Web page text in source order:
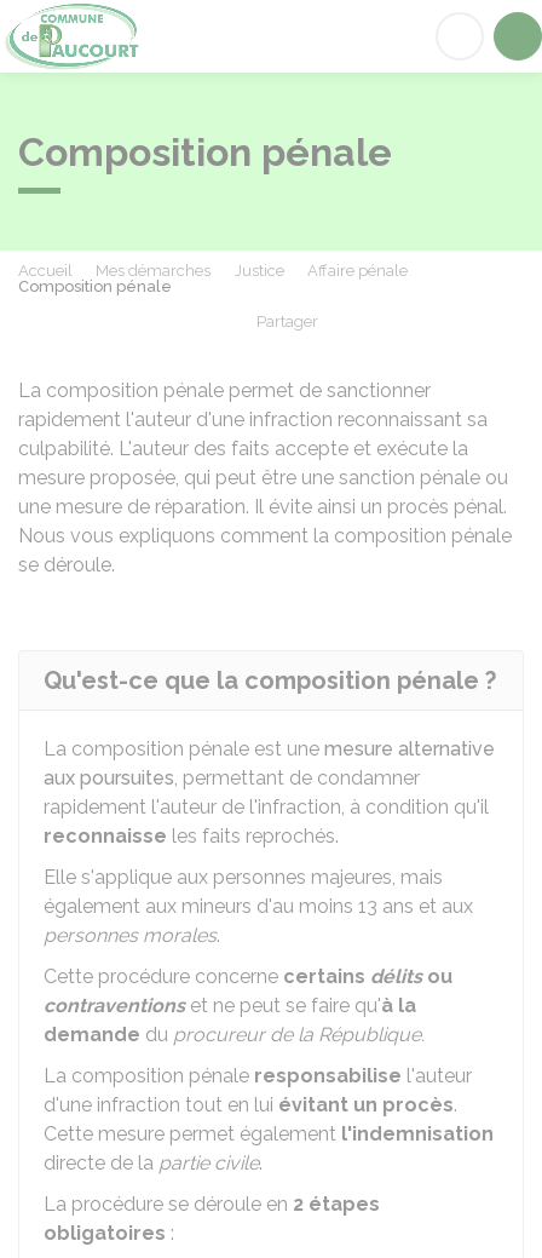
Composition pénale
Accueil Mes démarches Justice
Affaire pénale
Composition pénale
Partager
La composition pénale permet de sanctionner
rapidement l'auteur d'une infraction reconnaissant sa
culpabilité. L'auteur des faits accepte et exécute la
mesure proposée, qui peut être une sanction pénale ou
une mesure de réparation. Il évite ainsi un procès pénal.
Nous vous expliquons comment la composition pénale
se déroule.
Qu'est-ce que la composition pénale ?
La composition pénale est une mesure alternative
aux poursuites, permettant de condamner
rapidement l'auteur de l'infraction, à condition qu'il
reconnaisse les faits reprochés.
Elle s'applique aux personnes majeures, mais
également aux mineurs d'au moins 13 ans et aux
personnes morales.
Cette procédure concerne certains délitsou
contraventionset ne peut se faire qu'à la
demande du procureur de la République.
La composition pénale responsabilise l'auteur
d'une infraction tout en lui évitant un procès.
Cette mesure permet également l'indemnisation
directe de la partie civile.
La procédure se déroule en 2 étapes
obligatoires :